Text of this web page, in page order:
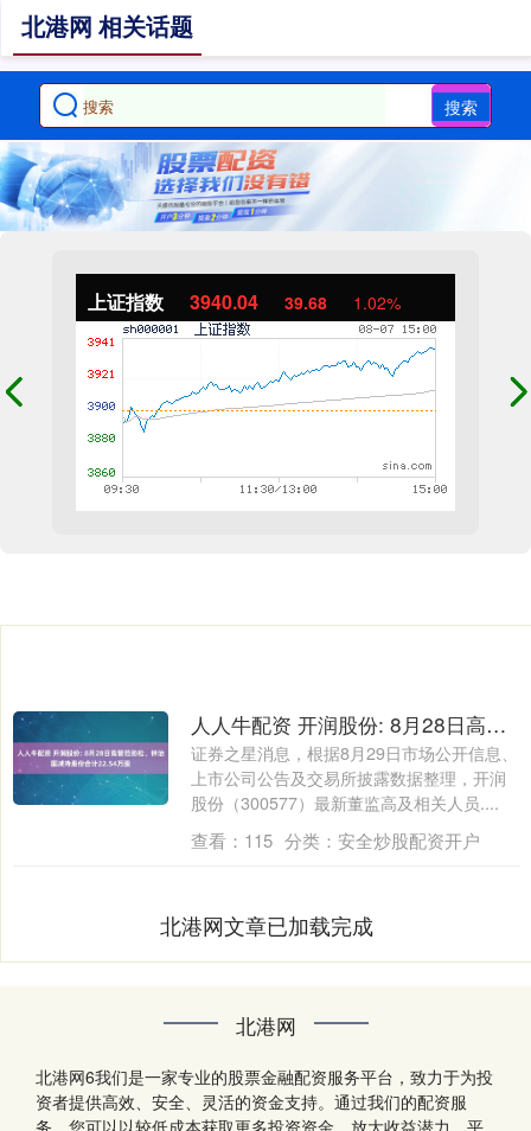
搜索
上证指数 3940.04 39.68 1.02%
北港网 相关话题
人人牛配资 开润股份: 8月28日高管范劲松、钟治国减持股份合计22.54万股
证券之星消息，根据8月29日市场公开信息、
上市公司公告及交易所披露数据整理，开润
股份（300577）最新董监高及相关人员....
查看： 115 分类： 安全炒股配资开户
北港网文章已加载完成
北港网
北港网6我们是一家专业的股票金融配资服务平台，致力于为投
资者提供高效、安全、灵活的资金支持。通过我们的配资服